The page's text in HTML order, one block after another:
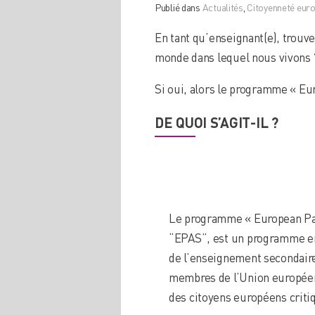
Publié dans Actualités Citoyenneté
En tant qu’enseignant(e),
monde dans lequel nous vivons
Si oui, alors le programme «
DE QUOI S’AGIT-IL ?
Le programme « European
“EPAS”, est un programme
de l’enseignement
membres de l’Union
des citoyens européens